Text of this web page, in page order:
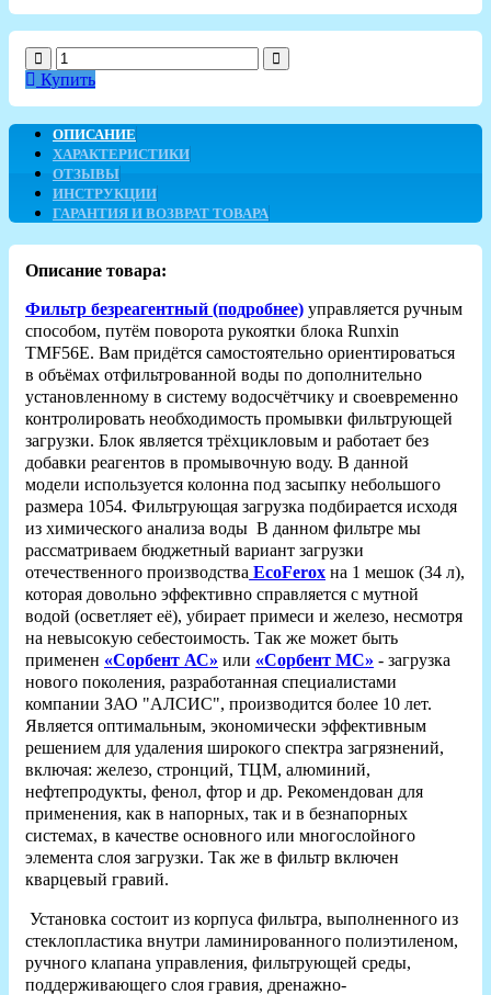
Купить
ОПИСАНИЕ
ХАРАКТЕРИСТИКИ
ОТЗЫВЫ
ИНСТРУКЦИИ
ГАРАНТИЯ И ВОЗВРАТ ТОВАРА
Описание товара:
Фильтр безреагентный (подробнее) управляется ручным
способом, путём поворота рукоятки блока Runxin
TMF56E. Вам придётся самостоятельно ориентироваться
в объёмах отфильтрованной воды по дополнительно
установленному в систему водосчётчику и своевременно
контролировать необходимость промывки фильтрующей
загрузки. Блок является трёхцикловым и работает без
добавки реагентов в промывочную воду. В данной
модели используется колонна под засыпку небольшого
размера 1054. Фильтрующая загрузка подбирается исходя
из химического анализа воды В данном фильтре мы
рассматриваем бюджетный вариант загрузки
отечественного производства EcoFerox на 1 мешок (34 л),
которая довольно эффективно справляется с мутной
водой (осветляет её), убирает примеси и железо, несмотря
на невысокую себестоимость. Так же может быть
применен «Сорбент АС» или «Сорбент МС» - загрузка
нового поколения, разработанная специалистами
компании ЗАО "АЛСИС", производится более 10 лет.
Является оптимальным, экономически эффективным
решением для удаления широкого спектра загрязнений,
включая: железо, стронций, ТЦМ, алюминий,
нефтепродукты, фенол, фтор и др. Рекомендован для
применения, как в напорных, так и в безнапорных
системах, в качестве основного или многослойного
элемента слоя загрузки. Так же в фильтр включен
кварцевый гравий.
Установка состоит из корпуса фильтра, выполненного из
стеклопластика внутри ламинированного полиэтиленом,
ручного клапана управления, фильтрующей среды,
поддерживающего слоя гравия, дренажно-